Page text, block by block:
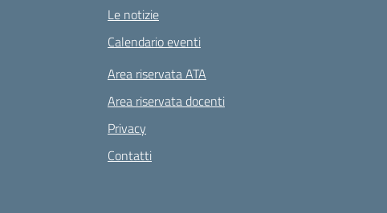
Le notizie
Calendario eventi
Area riservata ATA
Area riservata docenti
Privacy
Contatti